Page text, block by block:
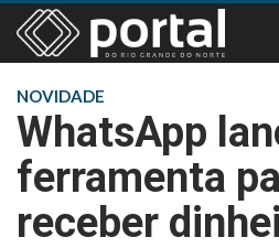
NOVIDADE
WhatsApp
ferramenta
receber